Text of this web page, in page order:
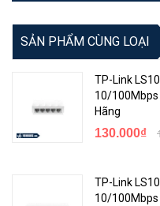
SẢN PHẨM CÙNG LOẠI
TP-Link
10/100Mbps
Hãng
130.000₫
TP-Link
10/100Mbps